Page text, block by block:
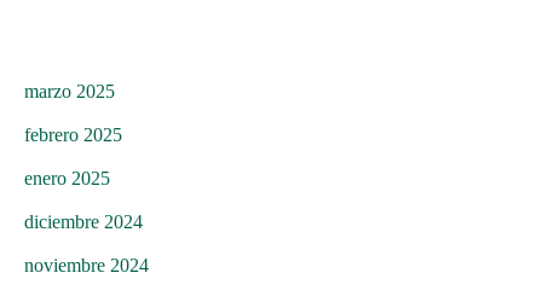
marzo 2025
febrero 2025
enero 2025
diciembre 2024
noviembre 2024